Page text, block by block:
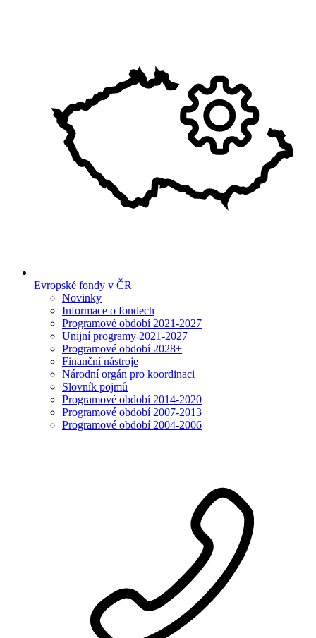
Evropské fondy v ČR
Novinky
Informace o fondech
Programové období 2021-2027
Unijní programy 2021-2027
Programové období 2028+
Finanční nástroje
Národní orgán pro koordinaci
Slovník pojmů
Programové období 2014-2020
Programové období 2007-2013
Programové období 2004-2006